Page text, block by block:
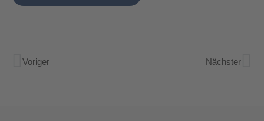
Voriger Nächster